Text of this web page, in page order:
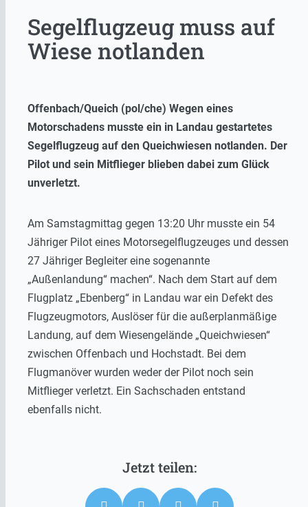
Segelflugzeug muss auf
Wiese notlanden
Offenbach/Queich (pol/che) Wegen eines
Motorschadens musste ein in Landau gestartetes
Segelflugzeug auf den Queichwiesen notlanden. Der
Pilot und sein Mitflieger blieben dabei zum Glück
unverletzt.
Am Samstagmittag gegen 13:20 Uhr musste ein 54
Jähriger Pilot eines Motorsegelflugzeuges und dessen
27 Jähriger Begleiter eine sogenannte
„Außenlandung“ machen“. Nach dem Start auf dem
Flugplatz „Ebenberg“ in Landau war ein Defekt des
Flugzeugmotors, Auslöser für die außerplanmäßige
Landung, auf dem Wiesengelände „Queichwiesen“
zwischen Offenbach und Hochstadt. Bei dem
Flugmanöver wurden weder der Pilot noch sein
Mitflieger verletzt. Ein Sachschaden entstand
ebenfalls nicht.